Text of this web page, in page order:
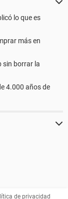
lo que es
más en
sin borrar la
4.000 años de
de privacidad